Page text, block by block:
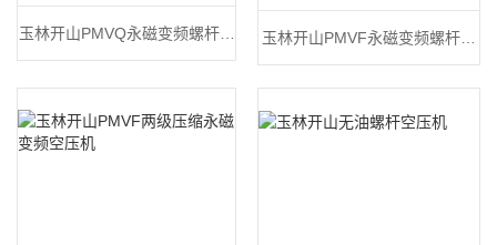
玉林开山PMVQ永磁变频螺杆空
压机
玉林开山PMVF永磁变频螺杆空
压机